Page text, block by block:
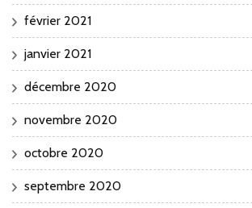
février 2021
janvier 2021
décembre 2020
novembre 2020
octobre 2020
septembre 2020